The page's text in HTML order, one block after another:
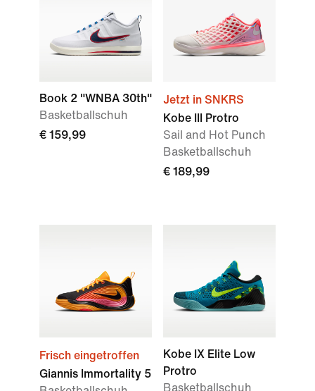
Book 2 "WNBA 30th"
Basketballschuh
€ 159,99
Jetzt in SNKRS
Kobe III Protro
Sail and Hot Punch
Basketballschuh
€ 189,99
Frisch eingetroffen
Giannis Immortality 5
Kobe IX Elite Low
Protro
Basketballschuh